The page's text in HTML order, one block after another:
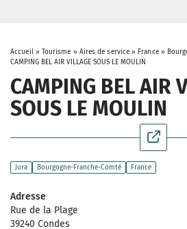
Accueil» Tourisme » Aires de service » France»
CAMPING BEL AIR VILLAGE SOUS LE MOULIN
CAMPING BEL AIR
SOUS LE MOULIN
Jura Bourgogne-Franche-Comté France
Adresse
Rue de la Plage
39240 Condes